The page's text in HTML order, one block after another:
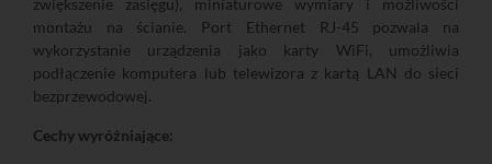
zwiększenie zasięgu), miniaturowe wymiary i możliwości
montażu na ścianie. Port Ethernet RJ-45 pozwala na
wykorzystanie urządzenia jako karty WiFi, umożliwia
podłączenie komputera lub telewizora z kartą LAN do sieci
bezprzewodowej.
Cechy wyróżniające: